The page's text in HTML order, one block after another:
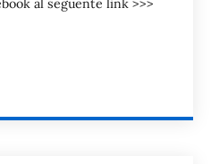
al seguente link >>>